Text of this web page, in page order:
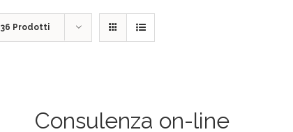
36 Prodotti
Consulenza on-line